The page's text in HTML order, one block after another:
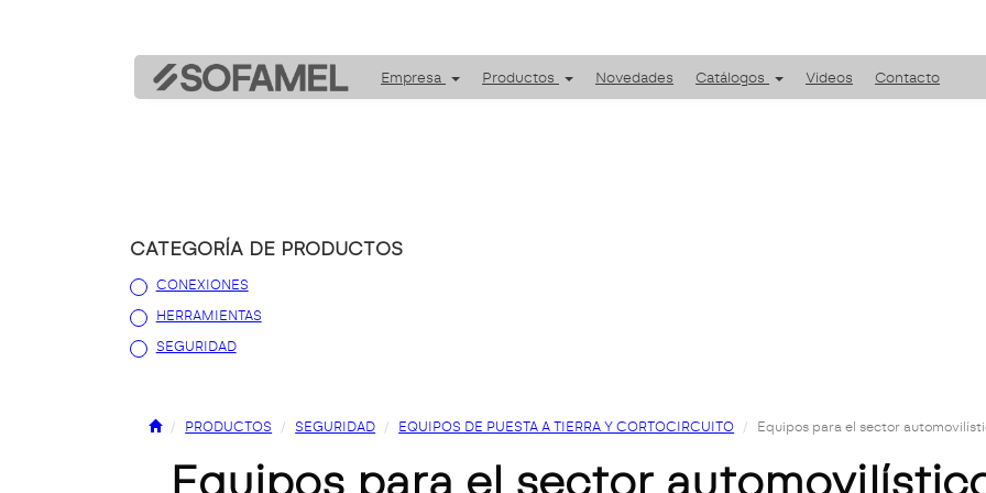
Empresa Productos Novedades Catálogos Videos Contacto
CATEGORÍA DE PRODUCTOS
CONEXIONES
HERRAMIENTAS
SEGURIDAD
PRODUCTOS SEGURIDAD EQUIPOS DE PUESTA A TIERRA Y CORTOCIRCUITO Equipos para el sector
equipos para el sector